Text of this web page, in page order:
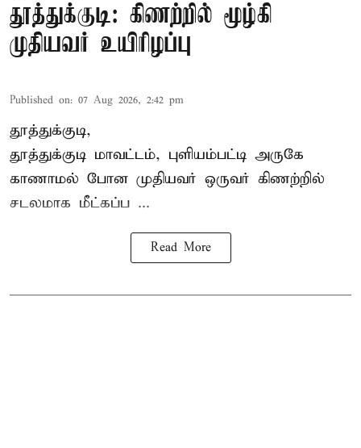
தூத்துக்குடி: கிணற்றில் மூழ்கி
முதியவர் உயிரிழப்பு
Published on: 07 Aug 2026, 2:42 pm
தூத்துக்குடி,
தூத்துக்குடி மாவட்டம், புளியம்பட்டி அருகே
காணாமல் போன முதியவர் ஒருவர் கிணற்றில்
சடலமாக மீட்கப்ப ...
Read More